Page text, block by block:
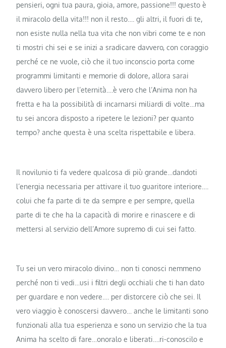
pensieri, ogni tua paura, gioia, amore, passione!!! questo è
il miracolo della vita!!! non il resto…. gli altri, il fuori di te,
non esiste nulla nella tua vita che non vibri come te e non
ti mostri chi sei e se inizi a sradicare davvero, con coraggio
perché ce ne vuole, ciò che il tuo inconscio porta come
programmi limitanti e memorie di dolore, allora sarai
davvero libero per l’eternità….è vero che l’Anima non ha
fretta e ha la possibilità di incarnarsi miliardi di volte…ma
tu sei ancora disposto a ripetere le lezioni? per quanto
tempo? anche questa è una scelta rispettabile e libera.
Il novilunio ti fa vedere qualcosa di più grande…dandoti
l’energia necessaria per attivare il tuo guaritore interiore….
colui che fa parte di te da sempre e per sempre, quella
parte di te che ha la capacità di morire e rinascere e di
mettersi al servizio dell’Amore supremo di cui sei fatto.
Tu sei un vero miracolo divino… non ti conosci nemmeno
perché non ti vedi…usi i filtri degli occhiali che ti han dato
per guardare e non vedere…. per distorcere ciò che sei. Il
vero viaggio è conoscersi davvero… anche le limitanti sono
funzionali alla tua esperienza e sono un servizio che la tua
Anima ha scelto di fare…onoralo e liberati….ri-conoscilo e